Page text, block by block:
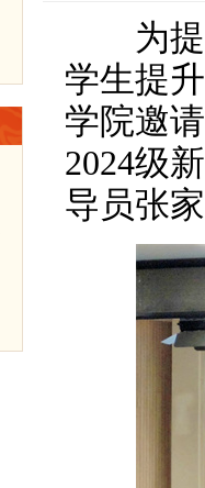
为提
学生提
学院邀
2024级
导员张